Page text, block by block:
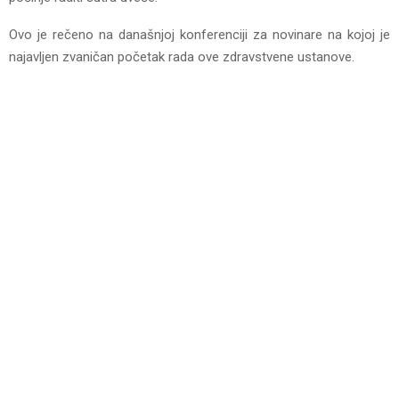
Ovo je rečeno na današnjoj konferenciji za novinare na kojoj je
najavljen zvaničan početak rada ove zdravstvene ustanove.